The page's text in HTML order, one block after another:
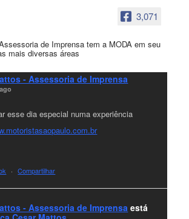
3,071
de Imprensa tem a MODA em seu
mais diversas áreas
- Assessoria de Imprensa
esse dia especial numa experiência
· Compartilhar
- Assessoria de Imprensa está